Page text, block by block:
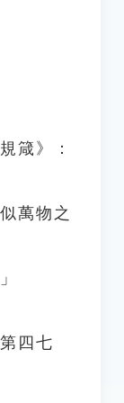
箴》：
萬物之
四七